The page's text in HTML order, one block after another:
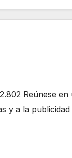
Reúnese
y a la